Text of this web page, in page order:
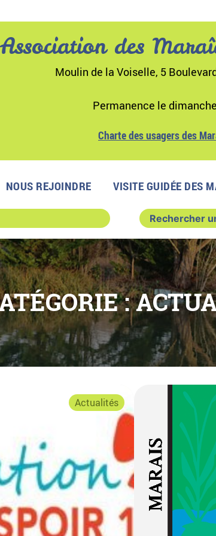
Association des
Moulin de la Voiselle, 5
Permanence le
Charte des usagers des
NOUS REJOINDRE VISITE GUIDÉE DES
:
Actualités